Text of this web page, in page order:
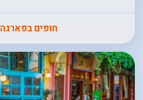
חופים בפארגה